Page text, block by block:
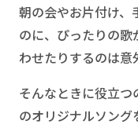
朝の会やお片付け、
のに、ぴったりの
わせたりするのは意
そんなときに役立
のオリジナルソング